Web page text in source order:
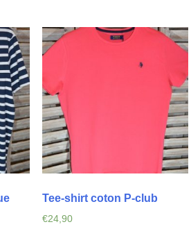
Tee-shirt coton P-club
€24,90